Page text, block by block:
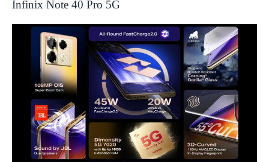
Infinix Note 40 Pro 5G